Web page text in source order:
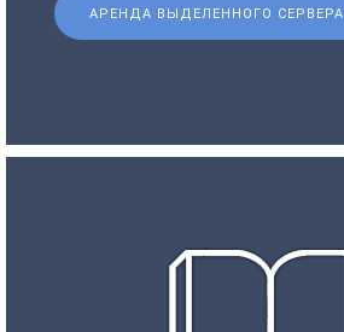
АРЕНДА ВЫДЕЛЕННОГО СЕРВЕРА